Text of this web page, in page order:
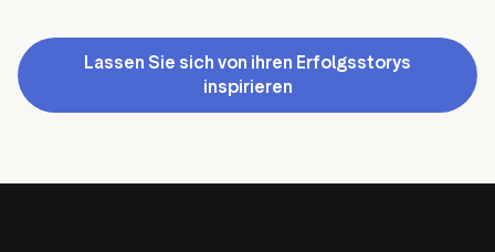
Lassen Sie sich von ihren Erfolgsstorys
inspirieren